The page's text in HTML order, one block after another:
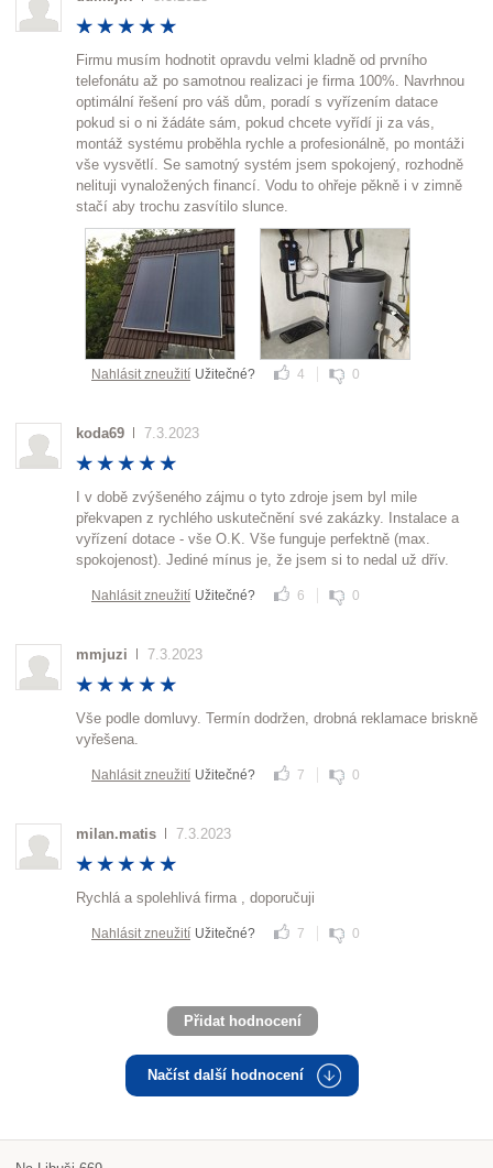
Firmu musím hodnotit opravdu velmi kladně od prvního
telefonátu až po samotnou realizaci je firma 100%. Navrhnou
optimální řešení pro váš dům, poradí s vyřízením datace
pokud si o ni žádáte sám, pokud chcete vyřídí ji za vás,
montáž systému proběhla rychle a profesionálně, po montáži
vše vysvětlí. Se samotný systém jsem spokojený, rozhodně
nelituji vynaložených financí. Vodu to ohřeje pěkně i v zimně
stačí aby trochu zasvítilo slunce.
Nahlásit zneužití Užitečné? 4 0
koda69 7.3.2023
I v době zvýšeného zájmu o tyto zdroje jsem byl mile
překvapen z rychlého uskutečnění své zakázky. Instalace a
vyřízení dotace - vše O.K. Vše funguje perfektně (max.
spokojenost). Jediné mínus je, že jsem si to nedal už dřív.
Nahlásit zneužití Užitečné? 6 0
mmjuzi 7.3.2023
Vše podle domluvy. Termín dodržen, drobná reklamace briskně
vyřešena.
Nahlásit zneužití Užitečné? 7 0
milan.matis 7.3.2023
Rychlá a spolehlivá firma , doporučuji
Nahlásit zneužití Užitečné? 7 0
Načíst další hodnocení
Přidat hodnocení